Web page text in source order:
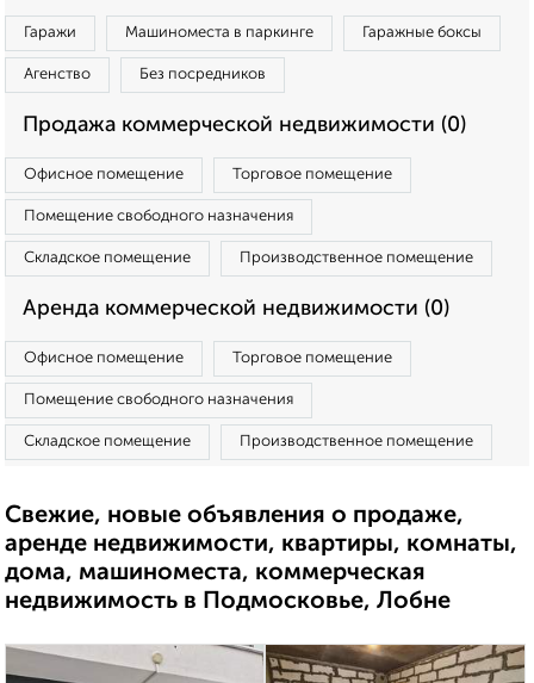
Гаражи Машиноместа в паркинге Гаражные боксы
Агенство Без посредников
Продажа коммерческой недвижимости (0)
Офисное помещение Торговое помещение
Помещение свободного назначения
Складское помещение Производственное помещение
Аренда коммерческой недвижимости (0)
Офисное помещение Торговое помещение
Помещение свободного назначения
Складское помещение Производственное помещение
Свежие, новые объявления о продаже,
аренде недвижимости, квартиры, комнаты,
дома, машиноместа, коммерческая
недвижимость в Подмосковье, Лобне